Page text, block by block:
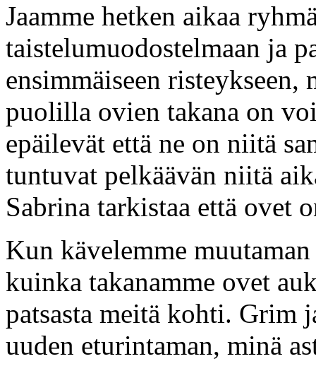
Jaamme hetken aikaa
taistelumuodostelmaan ja
ensimmäiseen
puolilla ovien takana on
epäilevät että ne on niitä
tuntuvat pelkäävän niitä
Sabrina tarkistaa että ovet
Kun kävelemme
kuinka takanamme ovet
patsasta meitä kohti. Grim
uuden eturintaman, minä